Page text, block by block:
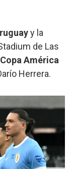
y la
de Las
Copa América
Herrera.